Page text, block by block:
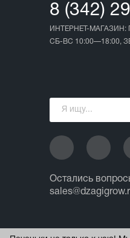
8 (342)
ИНТЕРНЕТ-МАГАЗИН:
СБ-ВС 10:00—18:00,
Остались